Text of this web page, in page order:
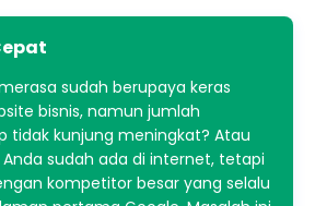
sudah berupaya keras
bisnis, namun jumlah
tidak kunjung meningkat? Atau
sudah ada di internet, tetapi
kompetitor besar yang selalu